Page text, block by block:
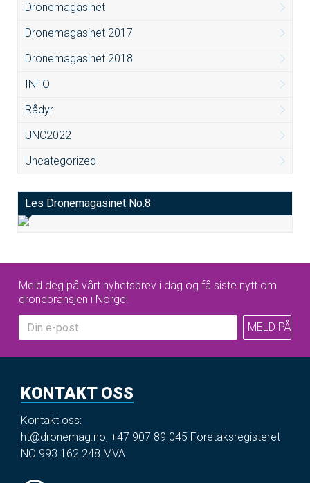
Dronemagasinet
Dronemagasinet 2017
Dronemagasinet 2018
INFO
Rådyr
UNC2022
Uncategorized
Les Dronemagasinet No.8
Meld deg på vårt nyhetsbrev i dag og få siste nytt om
dronebransjen i Norge!
KONTAKT OSS
Kontakt oss:
ht@dronemag.no, +47 907 89 045 Foretaksregisteret
NO 993 162 248 MVA